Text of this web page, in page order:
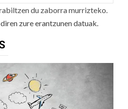
du zaborra murrizteko.
zure erantzunen datuak.